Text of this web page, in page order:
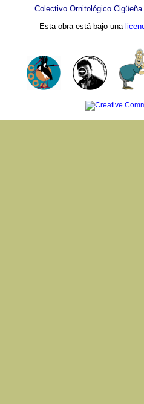
Colectivo Ornitológico Cigüeña
Esta obra está bajo una